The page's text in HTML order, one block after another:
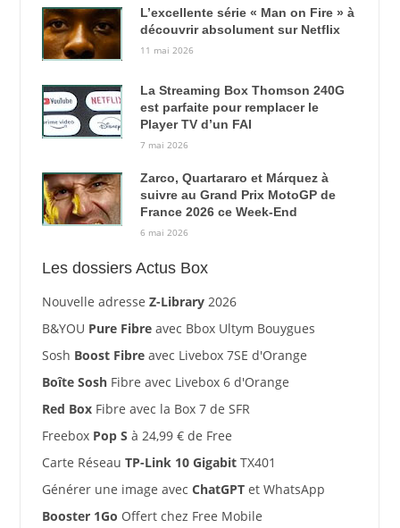
L’excellente série « Man on Fire » à
découvrir absolument sur Netflix
11 mai 2026
La Streaming Box Thomson 240G
est parfaite pour remplacer le
Player TV d’un FAI
7 mai 2026
Zarco, Quartararo et Márquez à
suivre au Grand Prix MotoGP de
France 2026 ce Week-End
6 mai 2026
Les dossiers Actus Box
Nouvelle adresse Z-Library2026
B&YOU Pure Fibreavec Bbox Ultym Bouygues
Sosh Boost Fibreavec Livebox 7SE d'Orange
Boîte SoshFibre avec Livebox 6 d'Orange
Red BoxFibre avec la Box 7 de SFR
Freebox Pop S à 24,99 € de Free
Carte Réseau TP-Link 10 GigabitTX401
Générer une image avec ChatGPTet WhatsApp
Booster 1Go Offert chez Free Mobile